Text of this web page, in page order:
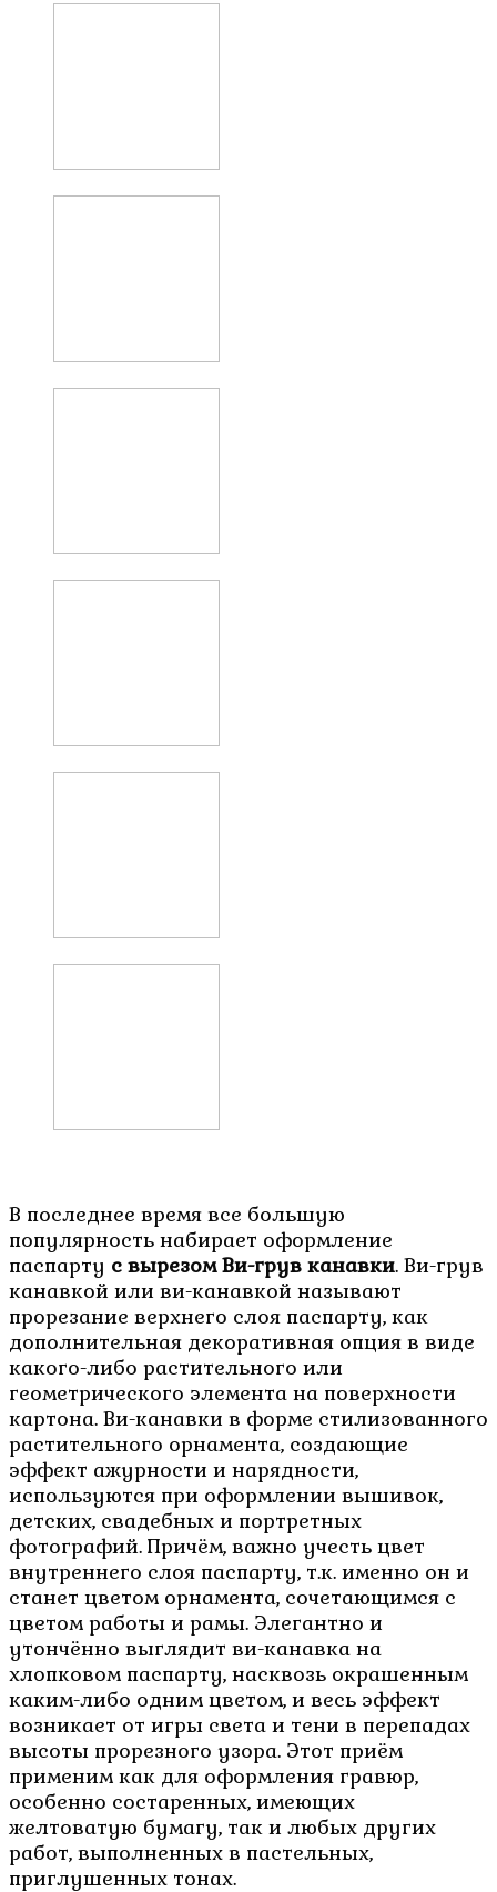
В последнее время все большую
популярность набирает оформление
паспарту с вырезом Ви-грув канавки. Ви-грув
канавкой или ви-канавкой называют
прорезание верхнего слоя паспарту, как
дополнительная декоративная опция в виде
какого-либо растительного или
геометрического элемента на поверхности
картона. Ви-канавки в форме стилизованного
растительного орнамента, создающие
эффект ажурности и нарядности,
используются при оформлении вышивок,
детских, свадебных и портретных
фотографий. Причём, важно учесть цвет
внутреннего слоя паспарту, т.к. именно он и
станет цветом орнамента, сочетающимся с
цветом работы и рамы. Элегантно и
утончённо выглядит ви-канавка на
хлопковом паспарту, насквозь окрашенным
каким-либо одним цветом, и весь эффект
возникает от игры света и тени в перепадах
высоты прорезного узора. Этот приём
применим как для оформления гравюр,
особенно состаренных, имеющих
желтоватую бумагу, так и любых других
работ, выполненных в пастельных,
приглушенных тонах.